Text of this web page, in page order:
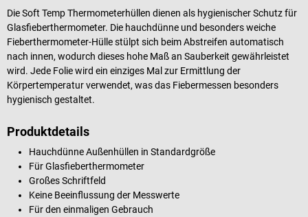
Die Soft Temp Thermometerhüllen dienen als hygienischer Schutz für
Glasfieberthermometer. Die hauchdünne und besonders weiche
Fieberthermometer-Hülle stülpt sich beim Abstreifen automatisch
nach innen, wodurch dieses hohe Maß an Sauberkeit gewährleistet
wird. Jede Folie wird ein einziges Mal zur Ermittlung der
Körpertemperatur verwendet, was das Fiebermessen besonders
hygienisch gestaltet.
Produktdetails
Hauchdünne Außenhüllen in Standardgröße
Für Glasfieberthermometer
Großes Schriftfeld
Keine Beeinflussung der Messwerte
Für den einmaligen Gebrauch